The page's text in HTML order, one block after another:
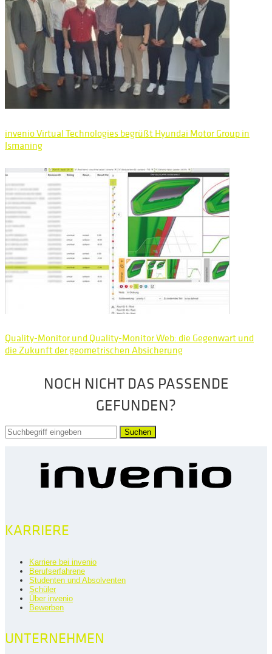
invenio Virtual Technologies begrüßt Hyundai Motor Group in
Ismaning
Quality-Monitor und Quality-Monitor Web: die Gegenwart und
die Zukunft der geometrischen Absicherung
NOCH NICHT DAS PASSENDE
GEFUNDEN?
Suchen
KARRIERE
Karriere bei invenio
Berufserfahrene
Studenten und Absolventen
Schüler
Über invenio
Bewerben
UNTERNEHMEN